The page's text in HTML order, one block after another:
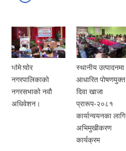
भीमेश्वोर
नगरपालिकाको
नगरसभाको नवौ
अधिवेशन।
स्थानीय उत्पादनमा
आधारित पोषणयुक्त
दिवा खाजा
प्रारूप-२०८१
कार्यान्वयनका लागि
अभिमुखीकरण
कार्यक्रम